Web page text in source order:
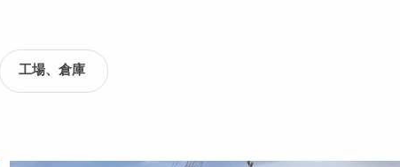
工場、倉庫